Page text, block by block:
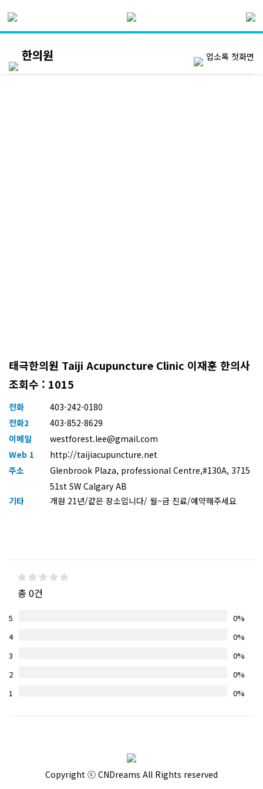
한의원 업소록 첫화면
태극한의원 Taiji Acupuncture Clinic 이재훈 한의사
조회수 : 1015
전화
403-242-0180
전화2
403-852-8629
이메일
westforest.lee@gmail.com
Web 1
http://taijiacupuncture.net
주소
Glenbrook Plaza, professional Centre,#130A, 3715
51st SW Calgary AB
기타
개원 21년/같은 장소입니다/ 월~금 진료/예약해주세요
총 0건
5
0%
4
0%
3
0%
2
0%
1
0%
Copyright ⓒ CNDreams All Rights reserved